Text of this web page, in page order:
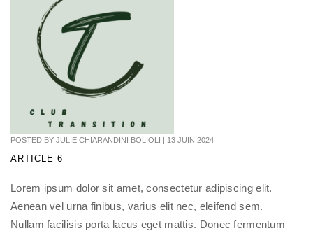
POSTED BY JULIE CHIARANDINI BOLIOLI 13 JUIN 2024
ARTICLE 6
Lorem ipsum dolor sit amet, consectetur adipiscing elit.
Aenean vel urna finibus, varius elit nec, eleifend sem.
Nullam facilisis porta lacus eget mattis. Donec fermentum